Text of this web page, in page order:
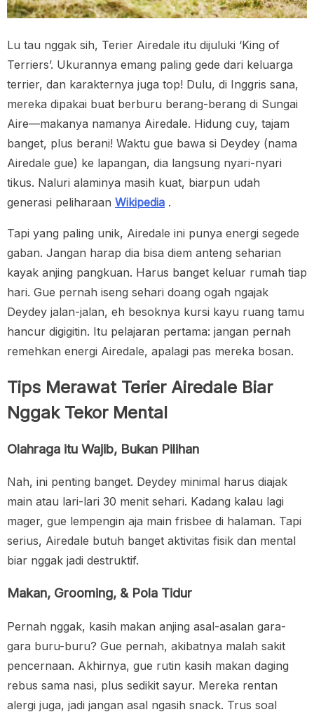
Lu tau nggak sih, Terier Airedale itu dijuluki ‘King of
Terriers’. Ukurannya emang paling gede dari keluarga
terrier, dan karakternya juga top! Dulu, di Inggris sana,
mereka dipakai buat berburu berang-berang di Sungai
Aire—makanya namanya Airedale. Hidung cuy, tajam
banget, plus berani! Waktu gue bawa si Deydey (nama
Airedale gue) ke lapangan, dia langsung nyari-nyari
tikus. Naluri alaminya masih kuat, biarpun udah
generasi peliharaan Wikipedia .
Tapi yang paling unik, Airedale ini punya energi segede
gaban. Jangan harap dia bisa diem anteng seharian
kayak anjing pangkuan. Harus banget keluar rumah tiap
hari. Gue pernah iseng sehari doang ogah ngajak
Deydey jalan-jalan, eh besoknya kursi kayu ruang tamu
hancur digigitin. Itu pelajaran pertama: jangan pernah
remehkan energi Airedale, apalagi pas mereka bosan.
Tips Merawat Terier Airedale Biar
Nggak Tekor Mental
Olahraga itu Wajib, Bukan Pilihan
Nah, ini penting banget. Deydey minimal harus diajak
main atau lari-lari 30 menit sehari. Kadang kalau lagi
mager, gue lempengin aja main frisbee di halaman. Tapi
serius, Airedale butuh banget aktivitas fisik dan mental
biar nggak jadi destruktif.
Makan, Grooming, & Pola Tidur
Pernah nggak, kasih makan anjing asal-asalan gara-
gara buru-buru? Gue pernah, akibatnya malah sakit
pencernaan. Akhirnya, gue rutin kasih makan daging
rebus sama nasi, plus sedikit sayur. Mereka rentan
alergi juga, jadi jangan asal ngasih snack. Trus soal